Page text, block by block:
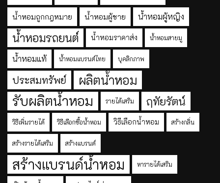
น้ำหอมถูกกฎหมาย น้ำหอมผู้ชาย น้ำหอมผู้หญิง
น้ำหอมรถยนต์ น้ำหอมราคาส่ง น้ำหอมสายมู
น้ำหอมแท้ น้ำหอมแบรนด์ไทย บุคลิกภาพ
ประสมทรัพย์ ผลิตน้ำหอม
รับผลิตน้ำหอม รายได้เสริม ฤทัยรัตน์
วิธีเพิ่มรายได้ วิธีเลือกซื้อน้ำหอม วิธีเลือกน้ำหอม สร้างกลิ่น
สร้างรายได้เสริม สร้างแบรนด์
สร้างแบรนด์น้ำหอม หารายได้เสริม